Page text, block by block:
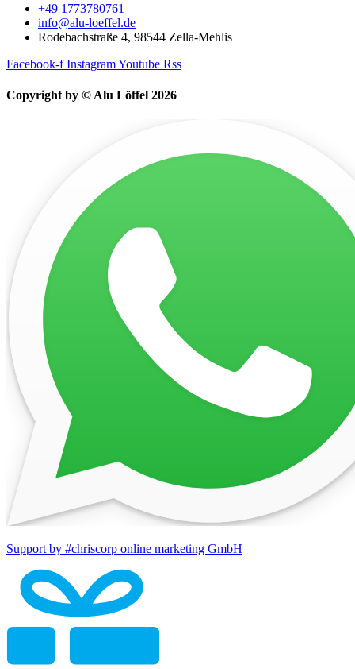
+49 1773780761
info@alu-loeffel.de
Rodebachstraße 4, 98544 Zella-Mehlis
Facebook-f InstagramYoutube Rss
Copyright by © Alu Löffel 2026
Support by #chriscorp online marketing GmbH